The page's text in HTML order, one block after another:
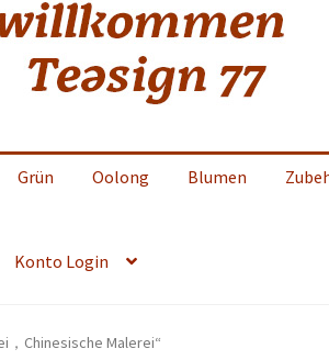
Grün Oolong Blumen
Konto Login
Chinesische Malerei“